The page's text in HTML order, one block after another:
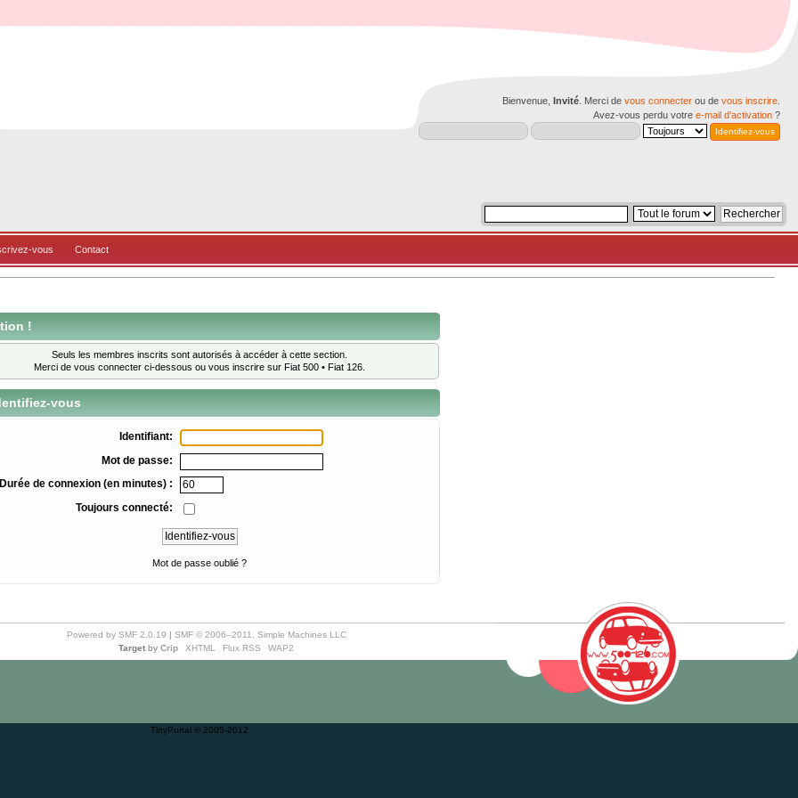
Bienvenue, Invité . Merci de vous connecter ou de vous inscrire
Avez-vous perdu votre e-mail d'activation ?
vous Contact
!
Seuls les membres inscrits sont autorisés à accéder à cette section.
Merci de vous connecter ci-dessous ou vous inscrire sur Fiat 500 • Fiat 126.
vous
Identifiant:
Mot de passe:
Durée de connexion (en minutes) :
Toujours connecté:
Mot de passe oublié ?
Powered by SMF 2.0.19 | SMF © 2006–2011, Simple Machines LLC
Target by Crip XHTML Flux RSS WAP2
TinyPortal © 2005-2012